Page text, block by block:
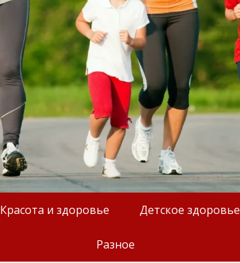
Красота и здоровье Детское здоровье
Разное